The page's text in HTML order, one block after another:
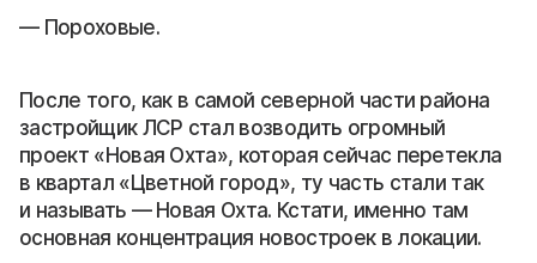
Пороховые.
После того, как в самой северной части района
застройщик ЛСР стал возводить огромный
проект «Новая Охта», которая сейчас перетекла
в квартал «Цветной город», ту часть стали так
и называть — Новая Охта. Кстати, именно там
основная концентрация новостроек в локации.